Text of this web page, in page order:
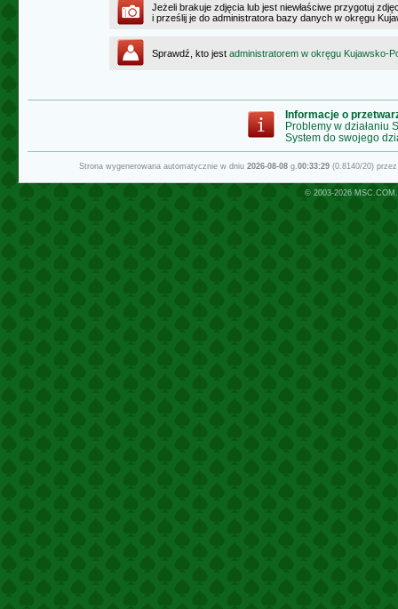
Jeżeli brakuje zdjęcia lub jest niewłaściwe przygotuj
i prześlij je do administratora bazy danych w okręgu
Sprawdź, kto jest administratorem w okręgu Kujawsko-
Informacje o
Problemy w działaniu
System do swojego
Strona wygenerowana automatycznie w dniu 2026-08-08g.00:33:29(0.8140/20)
© 2003-2026